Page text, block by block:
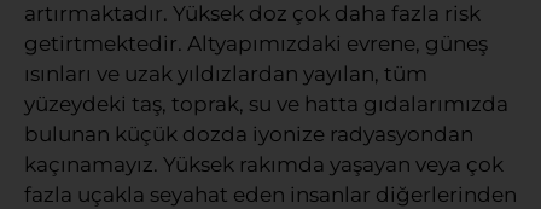
artırmaktadır. Yüksek doz çok daha fazla risk
getirtmektedir. Altyapımızdaki evrene, güneş
ısınları ve uzak yıldızlardan yayılan, tüm
yüzeydeki taş, toprak, su ve hatta gıdalarımızda
bulunan küçük dozda iyonize radyasyondan
kaçınamayız. Yüksek rakımda yaşayan veya çok
fazla uçakla seyahat eden insanlar diğerlerinden